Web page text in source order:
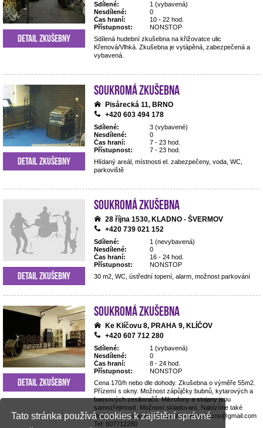
Tato stránka používá cookies k zajištění správné
Sdílené:
1 (vybavená)
Nesdílené:
0
Čas hraní:
10 - 22 hod.
Přístupnost:
NONSTOP
Sdílená hudební zkušebna na křižovatce ulic
Křenová/Vlhká. Zkušebna je vytápěná, zabezpečená a
vybavená.
Detail zkušebny
Soukromá zkušebna
Pisárecká 11, BRNO
+420 603 494 178
Sdílené:
3 (vybavené)
Nesdílené:
0
Čas hraní:
7 - 23 hod.
Přístupnost:
7 - 23 hod.
Hlídaný areál, místnosti el. zabezpečeny, voda, WC,
parkoviště
Detail zkušebny
Soukromá zkušebna
28 října 1530, KLADNO - ŠVERMOV
+420 739 021 152
Sdílené:
1 (nevybavená)
Nesdílené:
0
Čas hraní:
16 - 24 hod.
Přístupnost:
NONSTOP
30 m2, WC, ústřední topení, alarm, možnost parkování
Detail zkušebny
Soukromá zkušebna
Ke Klíčovu 8, PRAHA 9, KLÍČOV
+420 607 712 280
Sdílené:
1 (vybavená)
Nesdílené:
0
Čas hraní:
8 - 24 hod.
Přístupnost:
NONSTOP
Cena 170/h nebo dle dohody. Zkušebna o výměře 55m2.
Přízemí s okny. Možnost zápůjčky bubnů, kytarových a
bassových zesilovačů. Mikrofony a stojany jsou
samozřejmostí. Možnost skladovaní. Nabízíme také
dopravu na koncerty. Email: zkusebna.klicov@gmail.com
Tel: 607712280
Detail zkušebny